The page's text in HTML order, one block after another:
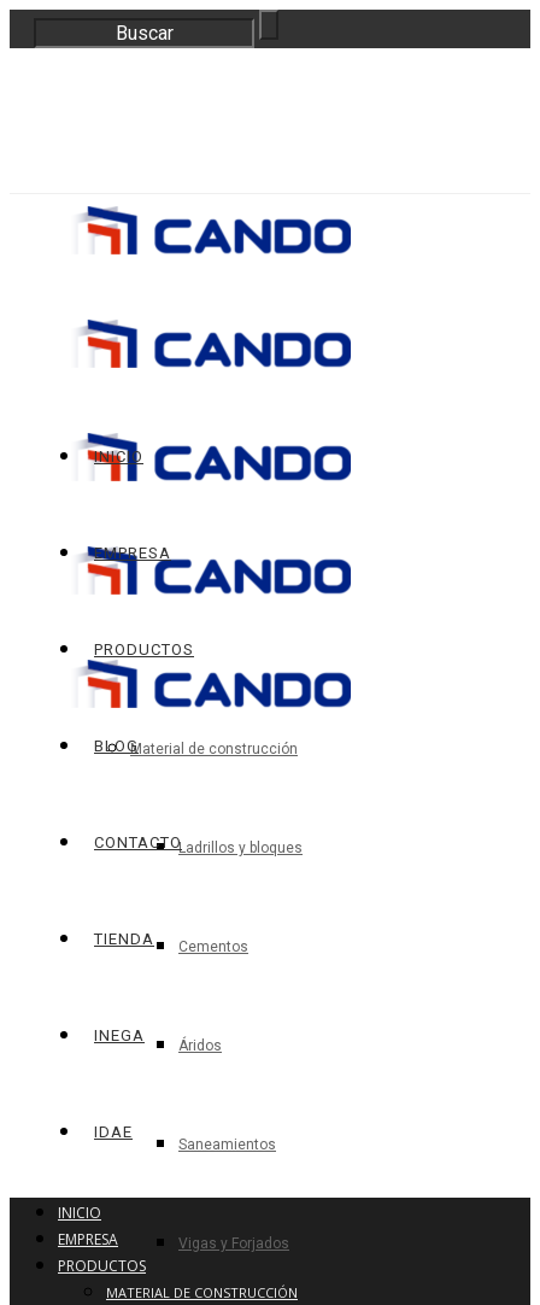
INICIO
EMPRESA
PRODUCTOS
Material de construcción
Ladrillos y bloques
Cementos
Áridos
Saneamientos
Vigas y Forjados
BLOG
CONTACTO
TIENDA
INEGA
IDAE
INICIO
EMPRESA
PRODUCTOS
MATERIAL DE CONSTRUCCIÓN